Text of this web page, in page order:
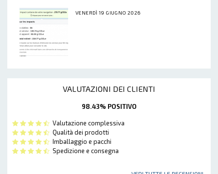
VENERDÌ 19 GIUGNO 2026
VALUTAZIONI DEI CLIENTI
98.43% POSITIVO
Valutazione complessiva
Qualità dei prodotti
Imballaggio e pacchi
Spedizione e consegna